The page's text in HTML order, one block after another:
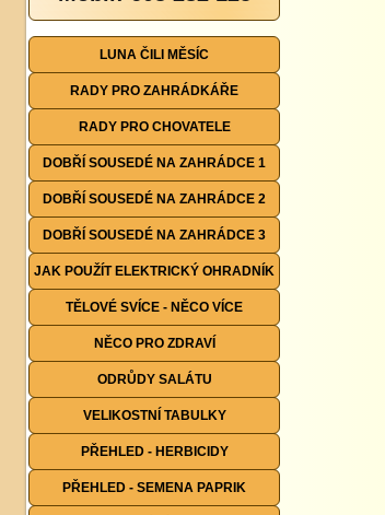
LUNA ČILI MĚSÍC
RADY PRO ZAHRÁDKÁŘE
RADY PRO CHOVATELE
DOBŘÍ SOUSEDÉ NA ZAHRÁDCE 1
DOBŘÍ SOUSEDÉ NA ZAHRÁDCE 2
DOBŘÍ SOUSEDÉ NA ZAHRÁDCE 3
JAK POUŽÍT ELEKTRICKÝ OHRADNÍK
TĚLOVÉ SVÍCE - NĚCO VÍCE
NĚCO PRO ZDRAVÍ
ODRŮDY SALÁTU
VELIKOSTNÍ TABULKY
PŘEHLED - HERBICIDY
PŘEHLED - SEMENA PAPRIK